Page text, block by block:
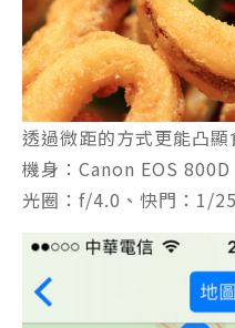
透過微距的方式更能凸顯
機身：Canon EOS 800D
光圈：f/4.0、快門：1/